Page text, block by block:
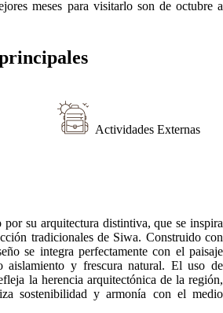
meses para visitarlo son de octubre a
Actividades Externas
su arquitectura distintiva, que se inspira
tradicionales de Siwa. Construido con
se integra perfectamente con el paisaje
aislamiento y frescura natural. El uso de
la herencia arquitectónica de la región,
sostenibilidad y armonía con el medio